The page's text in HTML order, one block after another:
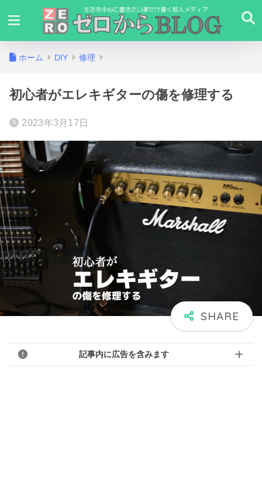
ホーム DIY 修理
初心者がエレキギターの傷を修理する
2023年3月17日
記事内に広告を含みます